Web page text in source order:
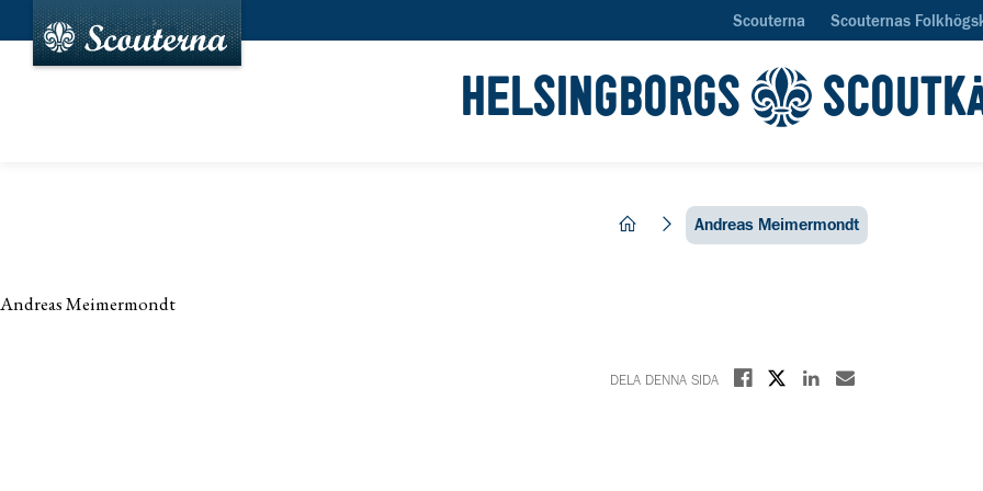
Scouterna Scouternas
HELSINGBORGS
hem Andreas Meimermondt
Andreas Meimermondt
DELA DENNA SIDA Dela på Facebook
Dela på XDela på Linkedin
Dela med E-post